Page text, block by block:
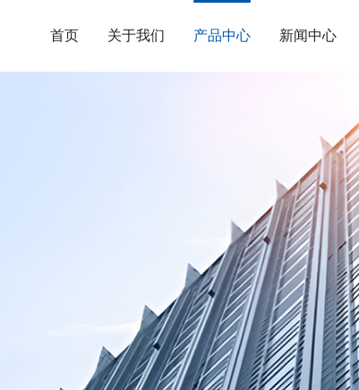
首页 关于我们 产品中心 新闻中心